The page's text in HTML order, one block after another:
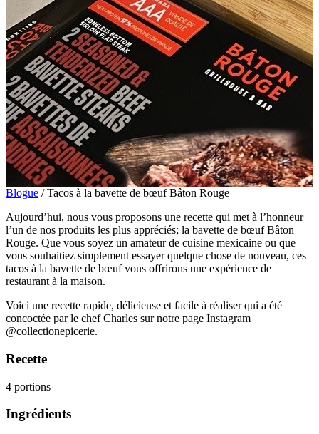
Blogue /Tacos à la bavette de bœuf Bâton Rouge
Aujourd’hui, nous vous proposons une recette qui met à l’honneur
l’un de nos produits les plus appréciés; la bavette de bœuf Bâton
Rouge. Que vous soyez un amateur de cuisine mexicaine ou que
vous souhaitiez simplement essayer quelque chose de nouveau, ces
tacos à la bavette de bœuf vous offrirons une expérience de
restaurant à la maison.
Voici une recette rapide, délicieuse et facile à réaliser qui a été
concoctée par le chef Charles sur notre page Instagram
@collectionepicerie.
Recette
4 portions
Ingrédients